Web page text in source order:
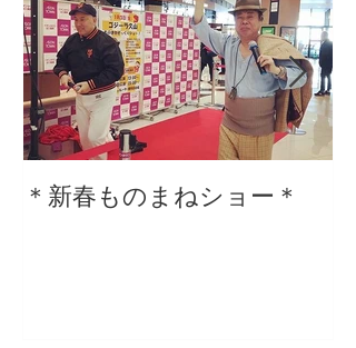
＊新春ものまねショー＊